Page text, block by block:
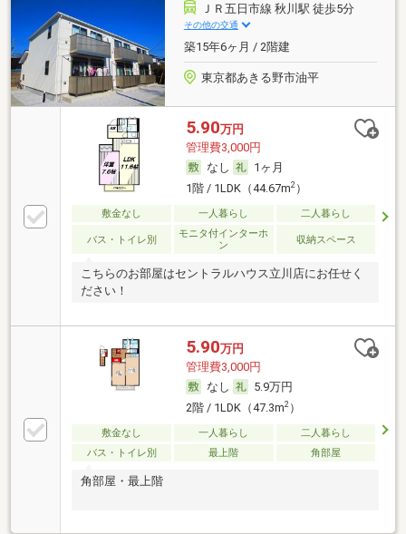
ＪＲ五日市線 秋川駅 徒歩5分
その他の交通
築15年6ヶ月 / 2階建
東京都あきる野市油平
5.90万円
管理費3,000円
なし
1ヶ月
1階 / 1LDK（44.67m2）
敷金なし 一人暮らし 二人暮らし
バス・トイレ別
モニタ付インターホ
ン
収納スペース
こちらのお部屋はセントラルハウス立川店にお任せく
ださい！
5.90万円
管理費3,000円
なし
5.9万円
2階 / 1LDK（47.3m2）
敷金なし 一人暮らし
二人暮らし
バス・トイレ別
最上階 角部屋
角部屋・最上階